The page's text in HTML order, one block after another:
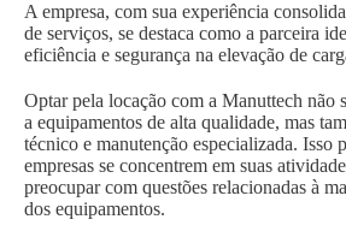
A empresa, com sua experiência
de serviços, se destaca como a parceira
eficiência e segurança na elevação de
Optar pela locação com a Manuttech não
a equipamentos de alta qualidade, mas
técnico e manutenção especializada. Isso
empresas se concentrem em suas
preocupar com questões relacionadas à
dos equipamentos.